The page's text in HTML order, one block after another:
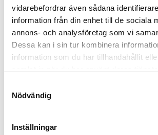
vidarebefordrar även sådana
information från din enhet till de sociala
annons- och analysföretag som vi
Dessa kan i sin tur kombinera
information som du har tillhandahållit
Nödvändig
Inställningar